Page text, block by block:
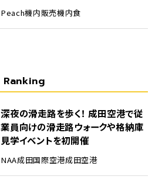
Peach機内販売機内食
Ranking
深夜の滑走路を歩く！ 成田空港で従
業員向けの滑走路ウォークや格納庫
見学イベントを初開催
NAA成田国際空港成田空港